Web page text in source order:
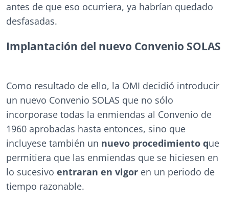
antes de que eso ocurriera, ya habrían quedado
desfasadas.
Implantación del nuevo Convenio SOLAS
Como resultado de ello, la OMI decidió introducir
un nuevo Convenio SOLAS que no sólo
incorporase todas la enmiendas al Convenio de
1960 aprobadas hasta entonces, sino que
incluyese también un nuevo procedimiento que
permitiera que las enmiendas que se hiciesen en
lo sucesivo entraran en vigor en un periodo de
tiempo razonable.